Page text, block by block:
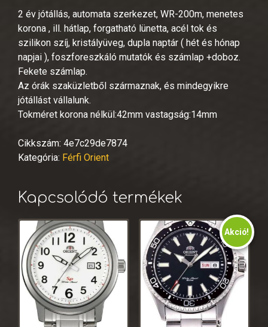
2 év jótállás, automata szerkezet, WR-200m, menetes
korona , ill. hátlap, forgatható lünetta, acél tok és
szilikon szíj, kristályüveg, dupla naptár ( hét és hónap
napjai ), foszforeszkáló mutatók és számlap +doboz.
Fekete számlap.
Az órák szaküzletből származnak, és mindegyikre
jótállást vállalunk.
Tokméret korona nélkül:42mm vastagság:14mm
Cikkszám: 4e7c29de7874
Kategória: Férfi Orient
Kapcsolódó termékek
Akció!